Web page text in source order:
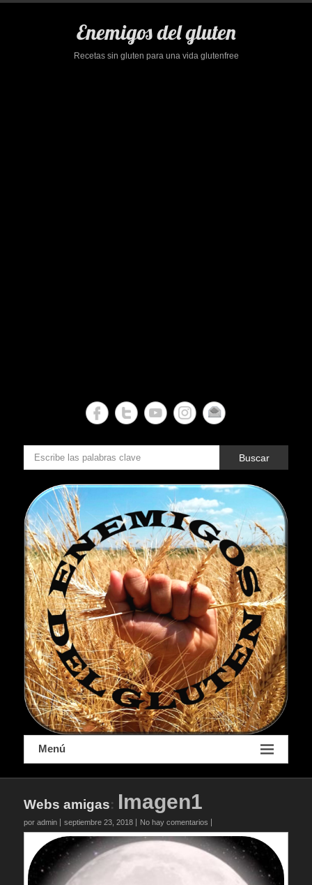
Saltar
Enemigos del gluten
Recetas sin gluten para una vida glutenfree
Buscar
Menú
Webs amigas: Imagen1
por admin septiembre 23, 2018 No hay comentarios